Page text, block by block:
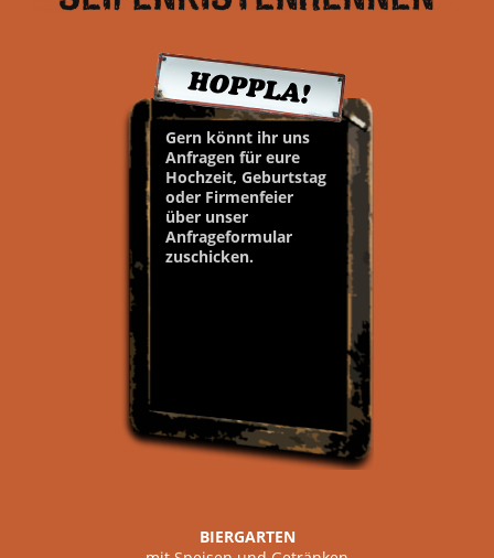
Gern könnt ihr uns
Anfragen für eure
Hochzeit, Geburtstag
oder Firmenfeier
über unser
Anfrageformular
zuschicken.
BIERGARTEN